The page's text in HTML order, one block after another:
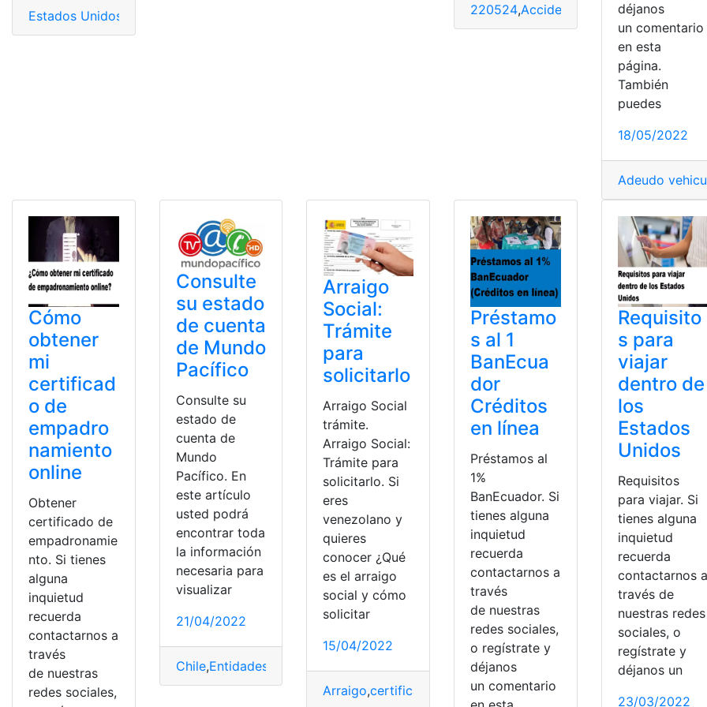
Estados Unidos 220524,Accidentes Accidentes laborales
déjanos
un comentario
en esta
página.
También
puedes
18/05/2022
Adeudo
Cómo
obtener
mi
certificad
o de
empadro
namiento
online
Obtener
certificado de
empadronamie
nto. Si tienes
alguna
inquietud
recuerda
contactarnos a
través
de nuestras
redes sociales,
Consulte
su estado
de cuenta
de Mundo
Pacífico
Consulte su
estado de
cuenta de
Mundo
Pacífico. En
este artículo
usted podrá
encontrar toda
la información
necesaria para
visualizar
21/04/2022
Chile,Entidades bancarias mundo Pacífico Trámites en línea
Arraigo
Social:
Trámite
para
solicitarlo
Arraigo Social
trámite.
Arraigo Social:
Trámite para
solicitarlo. Si
eres
venezolano y
quieres
conocer ¿Qué
es el arraigo
social y cómo
solicitar
15/04/2022
Arraigo,certificado de residencia,documentos
Préstamo
s al 1
BanEcua
dor
Créditos
en línea
Préstamos al
1%
BanEcuador. Si
tienes alguna
inquietud
recuerda
contactarnos a
través
de nuestras
redes sociales,
o regístrate y
déjanos
un comentario
Requisito
s para
viajar
dentro de
los
Estados
Unidos
Requisitos
para viajar. Si
tienes alguna
inquietud
recuerda
contactarnos a
través de
nuestras redes
sociales, o
regístrate y
déjanos un
23/03/2022